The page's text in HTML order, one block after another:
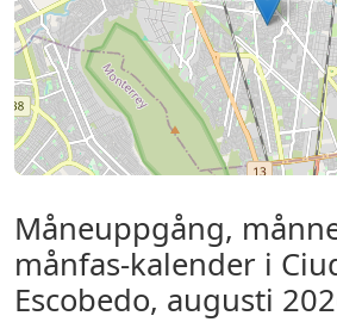
Måneuppgång,
månfas-kalender i
Escobedo, augusti